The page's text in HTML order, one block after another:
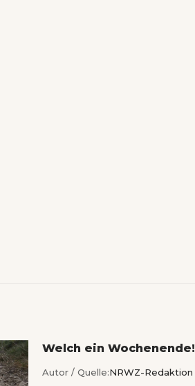
Welch ein Wochenende!
Autor / Quelle:NRWZ-Redaktion